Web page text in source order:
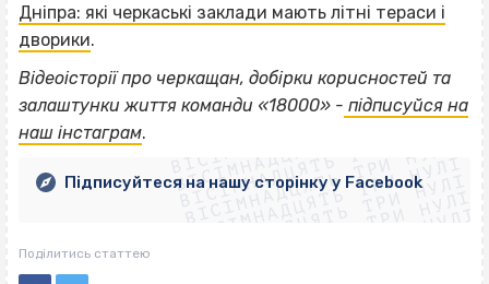
Дніпра: які черкаські заклади мають літні тераси і
дворики.
Відеоісторії про черкащан, добірки корисностей та
залаштунки життя команди «18000» - підписуйся на
наш інстаграм. ВІСІМНАДЦЯТЬ ТРИ НУЛІ
ВІСІМНАДЦЯТЬ ТРИ НУЛІ
ВІСІМНАДЦЯТЬ ТРИ НУЛІ
ВІСІМНАДЦЯТЬ ТРИ НУЛІ
ВІСІМНАДЦЯТЬ ТРИ НУЛІ
ВІСІМНАДЦЯТЬ ТРИ НУЛІ
ВІСІМНАДЦЯТЬ ТРИ НУЛІ
ВІСІМНАДЦЯТЬ ТРИ НУЛІ
Підписуйтеся на нашу сторінку у Facebook
Поділитись статтею